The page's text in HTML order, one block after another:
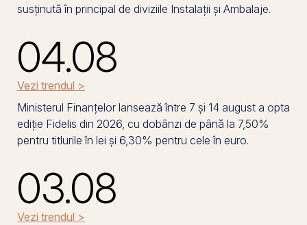
susținută în principal de diviziile Instalații și Ambalaje.
04.08
Vezi trendul >
Ministerul Finanțelor lansează între 7 și 14 august a opta
ediție Fidelis din 2026, cu dobânzi de până la 7,50%
pentru titlurile în lei și 6,30% pentru cele în euro.
03.08
Vezi trendul >